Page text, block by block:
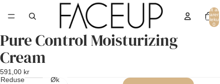
Totalt
varer
0
Åpne
bildet
i
fullskjerm
Pure Control Moisturizing
Cream
591,00 kr
Reduser
Øk